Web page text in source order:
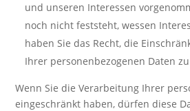
und unseren Interessen
noch nicht feststeht, wessen
haben Sie das Recht, die
Ihrer personenbezogenen Daten
Wenn Sie die Verarbeitung Ihrer
eingeschränkt haben, dürfen diese